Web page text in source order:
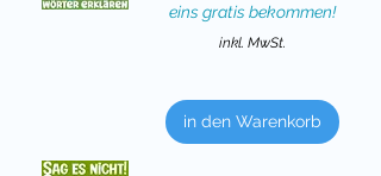
eins gratis bekommen!
inkl. MwSt.
in den Warenkorb